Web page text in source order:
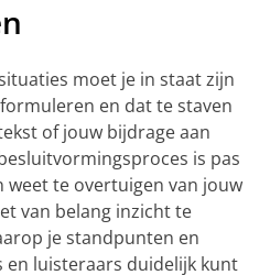
moet je in staat zijn
en dat te staven
of jouw bijdrage aan
is pas
weet te overtuigen van jouw
van belang inzicht te
je standpunten en
luisteraars duidelijk kunt